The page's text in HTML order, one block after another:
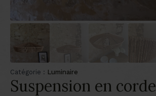
Catégorie : Luminaire
Suspension en corde